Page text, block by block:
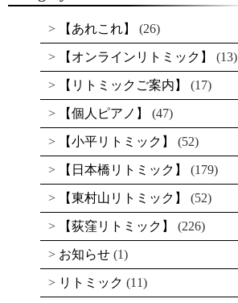
【あれこれ】 (26)
【オンラインリトミック】 (13)
【リトミックご案内】 (17)
【個人ピアノ】 (47)
【小平リトミック】 (52)
【日本橋リトミック】 (179)
【東村山リトミック】 (52)
【荻窪リトミック】 (226)
お知らせ (1)
リトミック (11)